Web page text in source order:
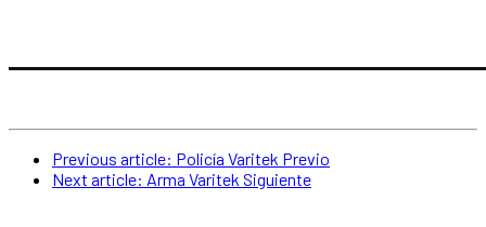
Previous article: Policía Varitek Previo
Next article: Arma Varitek Siguiente